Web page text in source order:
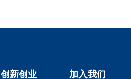
创新创业 加入我们